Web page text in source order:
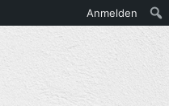
Anmelden